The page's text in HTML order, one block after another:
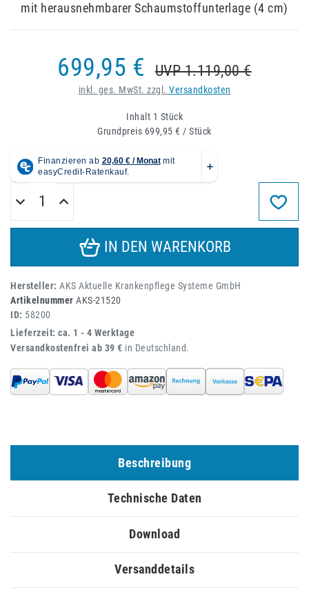
mit herausnehmbarer Schaumstoffunterlage (4 cm)
699,95 € UVP 1.119,00 €
inkl. ges. MwSt. zzgl. Versandkosten
Inhalt 1 Stück
Grundpreis 699,95 € / Stück
IN DEN WARENKORB
Hersteller: AKS Aktuelle Krankenpflege Systeme GmbH
Artikelnummer AKS-21520
ID: 58200
Lieferzeit: ca. 1 - 4 Werktage
Versandkostenfrei ab 39 € in Deutschland.
Beschreibung
Technische Daten
Download
Versanddetails